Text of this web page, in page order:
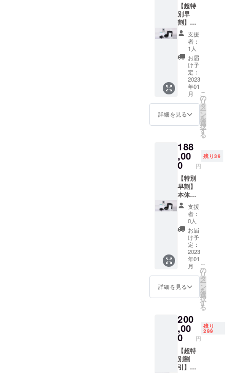
【超特
別早
割】本
体フル
セット
56%OF
F 限定9
名様
【セッ
ト内
容】 ・
水素器
本体 ・
ゲスト
用アク
セサ
1（水素
吸引
チュー
ブ） ・
ゲスト
用アク
セサ
リー
2（水素
イヤホ
ン） ・
ゲスト
用アク
セサ
リー
3（水素
ゴーグ
ル） ・
ゲスト
用アク
リー
4（水素
マド
ラー）
支援
者：
1人
お届
け予
定：
2023
年01
月
詳細を見る
こ
の
リ
タ
ー
ン
を
選
択
す
る
188
,00
0 円
残り39
【特別
早割】
本体フ
ルセッ
ト
51%OF
F 限定
39名様
【セッ
ト内
容】 ・
水素器
本体 ・
ゲスト
用アク
セサ
1（水素
吸引
チュー
ブ） ・
ゲスト
用アク
セサ
支援
者：
0人
お届
け予
定：
2023
年01
月
詳細を見る
こ
の
リ
タ
ー
ン
を
選
択
す
る
200
,00
0 円
残り
299
【超特
別割
引】本